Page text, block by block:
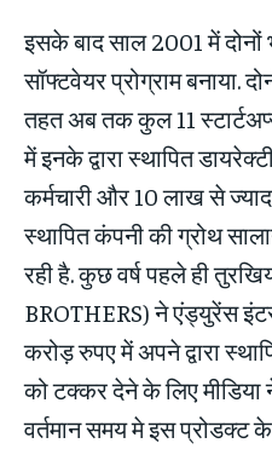
इसके बाद साल 2001 में
सॉफ्टवेयर प्रोग्राम बनाया.
तहत अब तक कुल 11
में इनके द्वारा स्थापित
कर्मचारी और 10 लाख से
स्थापित कंपनी की ग्रोथ
रही है. कुछ वर्ष पहले ही
BROTHERS) ने एंड्युरेंस
करोड़ रुपए में अपने द्वारा
को टक्कर देने के लिए मीडिया
वर्तमान समय मे इस प्रोडक्ट